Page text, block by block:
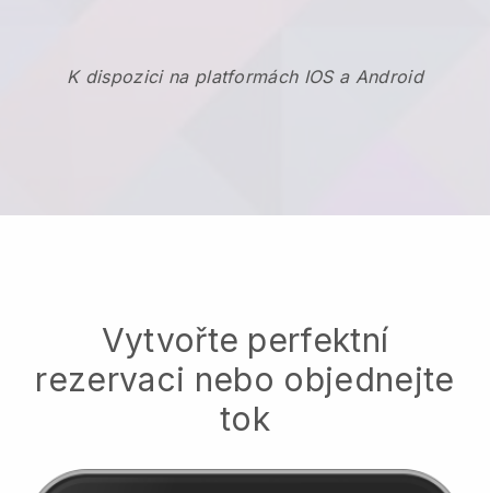
K dispozici na platformách IOS a Android
Vytvořte perfektní
rezervaci nebo objednejte
tok